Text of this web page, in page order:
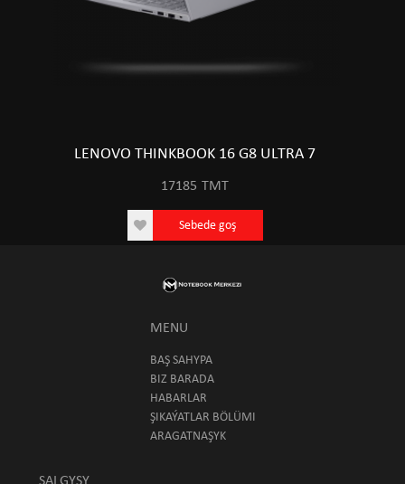
LENOVO THINKBOOK 16 G8 ULTRA 7
17185 TMT
Sebede goş
MENU
BAŞ SAHYPA
BIZ BARADA
HABARLAR
ŞIKAÝATLAR BÖLÜMI
ARAGATNAŞYK